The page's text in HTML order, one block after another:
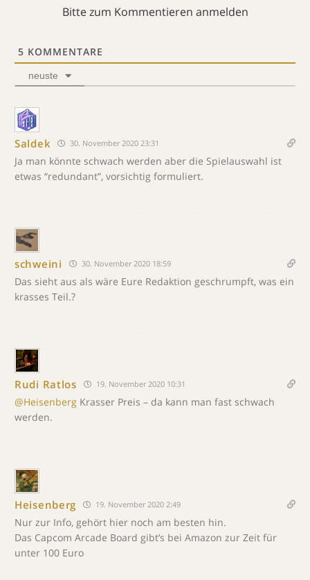
Bitte zum Kommentieren anmelden
5 KOMMENTARE
neuste
Saldek 30. November 2020 23:31
Ja man könnte schwach werden aber die Spielauswahl ist
etwas “redundant”, vorsichtig formuliert.
schweini 30. November 2020 18:59
Das sieht aus als wäre Eure Redaktion geschrumpft, was ein
krasses Teil.?
Rudi Ratlos 19. November 2020 10:31
@Heisenberg Krasser Preis – da kann man fast schwach
werden.
Heisenberg 19. November 2020 2:49
Nur zur Info, gehört hier noch am besten hin.
Das Capcom Arcade Board gibt’s bei Amazon zur Zeit für
unter 100 Euro